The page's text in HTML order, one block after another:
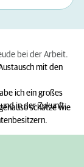
bei der Arbeit.
mit den
ich ein großes
in der Zukunft
schätze wie